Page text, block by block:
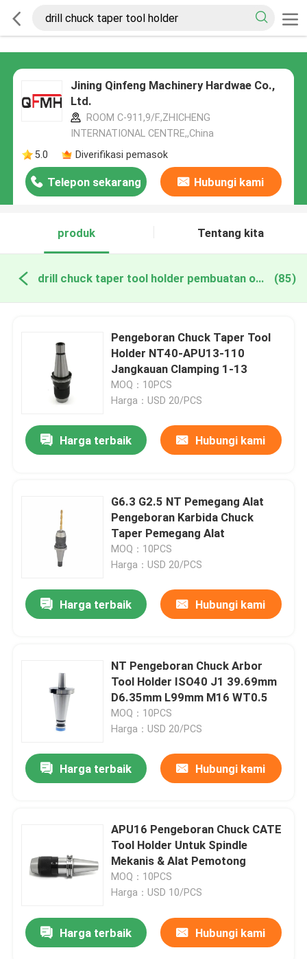
Jining Qinfeng Machinery Hardwae Co.,
Ltd.
ROOM C-911,9/F.,ZHICHENG
INTERNATIONAL CENTRE,,China
5.0
Diverifikasi pemasok
Telepon sekarang Hubungi kami
produk Tentang kita
drill chuck taper tool holder pembuatan online (85)
Pengeboran Chuck Taper Tool
Holder NT40-APU13-110
Jangkauan Clamping 1-13
MOQ：10PCS
Harga：USD 20/PCS
Harga terbaik Hubungi kami
G6.3 G2.5 NT Pemegang Alat
Pengeboran Karbida Chuck
Taper Pemegang Alat
MOQ：10PCS
Harga：USD 20/PCS
Harga terbaik Hubungi kami
NT Pengeboran Chuck Arbor
Tool Holder ISO40 J1 39.69mm
D6.35mm L99mm M16 WT0.5
MOQ：10PCS
Harga：USD 20/PCS
Harga terbaik Hubungi kami
APU16 Pengeboran Chuck CATE
Tool Holder Untuk Spindle
Mekanis & Alat Pemotong
MOQ：10PCS
Harga：USD 10/PCS
Harga terbaik Hubungi kami